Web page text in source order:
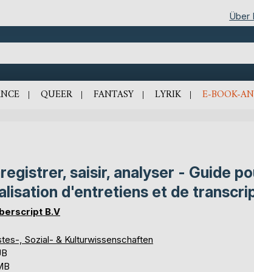
Über
QUEER FANTASY LYRIK E-BOOK-
saisir, analyser - Guide
d'entretiens et de
B.V
, Sozial- & Kulturwissenschaften